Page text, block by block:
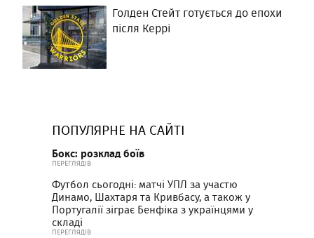
Голден Стейт готується до епохи
після Керрі
ПОПУЛЯРНЕ НА САЙТІ
Бокс: розклад боїв
ПЕРЕГЛЯДІВ
Футбол сьогодні: матчі УПЛ за участю
Динамо, Шахтаря та Кривбасу, а також у
Португалії зіграє Бенфіка з українцями у
складі
ПЕРЕГЛЯДІВ